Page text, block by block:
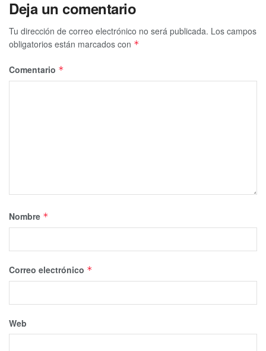
Deja un comentario
Tu dirección de correo electrónico no será publicada. Los campos
obligatorios están marcados con *
Comentario *
Nombre *
Correo electrónico *
Web